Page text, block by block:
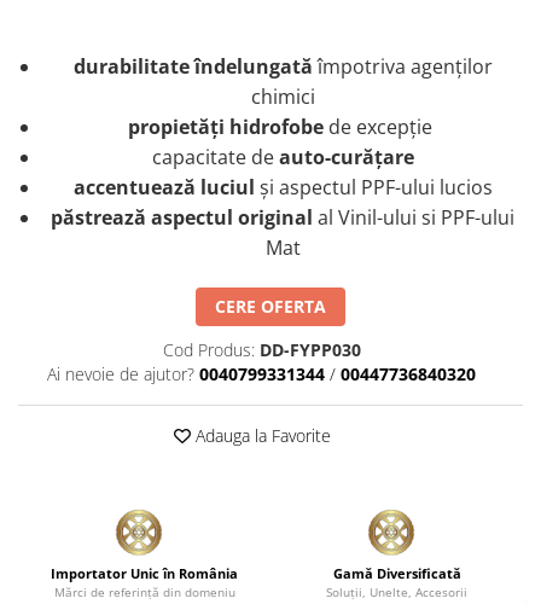
Ceară Auto
Textile
Plastice
Piele
Odorizante
Mănuşi Spălare
Prosoape Uscare
durabilitate îndelungatăîmpotriva agenților
chimici
propietăți hidrofobe de excepție
capacitate deauto-curățare
accentuează luciul și aspectul PPF-ului lucios
păstrează aspectul original al Vinil-ului si PPF-ului
Mat
CERE OFERTA
Cod Produs: DD-FYPP030
Ai nevoie de ajutor? 0040799331344 / 00447736840320
Adauga la Favorite
Importator Unic în România
Mărci de referinţă din domeniu
Gamă Diversificată
Soluţii, Unelte, Accesorii